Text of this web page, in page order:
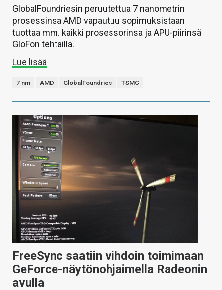
GlobalFoundriesin peruutettua 7 nanometrin
prosessinsa AMD vapautuu sopimuksistaan
tuottaa mm. kaikki prosessorinsa ja APU-piirinsä
GloFon tehtailla.
Lue lisää
7 nm AMD GlobalFoundries TSMC
FreeSync saatiin vihdoin toimimaan
GeForce-näytönohjaimella Radeonin
avulla